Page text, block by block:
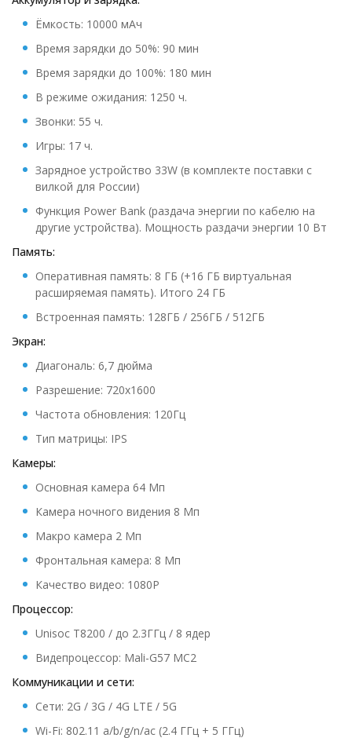
Ёмкость: 10000 мАч
Время зарядки до 50%: 90 мин
Время зарядки до 100%: 180 мин
В режиме ожидания: 1250 ч.
Звонки: 55 ч.
Игры: 17 ч.
Зарядное устройство 33W (в комплекте поставки с
вилкой для России)
Функция Power Bank (раздача энергии по кабелю на
другие устройства). Мощность раздачи энергии 10 Вт
Память:
Оперативная память: 8 ГБ (+16 ГБ виртуальная
расширяемая память). Итого 24 ГБ
Встроенная память: 128ГБ / 256ГБ / 512ГБ
Экран:
Диагональ: 6,7 дюйма
Разрешение: 720x1600
Частота обновления: 120Гц
Тип матрицы: IPS
Камеры:
Основная камера 64 Мп
Камера ночного видения 8 Мп
Макро камера 2 Мп
Фронтальная камера: 8 Мп
Качество видео: 1080P
Процессор:
Unisoc T8200 / до 2.3ГГц / 8 ядер
Видепроцессор: Mali-G57 MC2
Коммуникации и сети:
Сети: 2G / 3G / 4G LTE / 5G
Wi-Fi: 802.11 a/b/g/n/ac (2.4 ГГц + 5 ГГц)